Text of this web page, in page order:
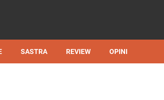
SASTRA REVIEW OPINI